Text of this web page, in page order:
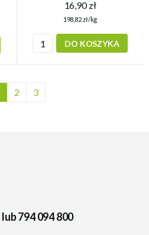
16,90 zł
198,82 zł/kg
DO KOSZYKA
2 3
lub 794 094 800